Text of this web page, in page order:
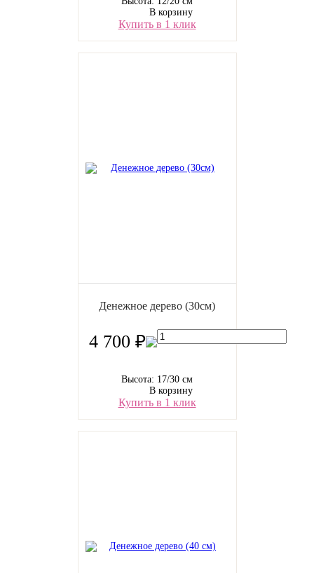
В корзину
Купить в 1 клик
Денежное дерево (30см)
4 700 ₽
Высота: 17/30 см
В корзину
Купить в 1 клик